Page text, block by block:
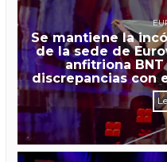
Se mantiene la
de la sede de
anfitriona
discrepancias con